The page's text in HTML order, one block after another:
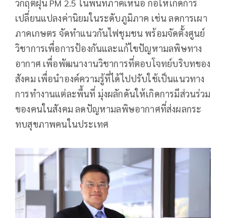
วิกฤตฝุ่น PM 2.5 ในพื้นที่ภาคเหนือ ก่อให้เกิดการ
เปลี่ยนแปลงค่านิยมในระดับภูมิภาค เช่น ลดการเผา
ภาคเกษตร จัดทำแนวกันไฟชุมชน พร้อมจัดตั้งศูนย์
วิชาการเพื่อการป้องกันและแก้ไขปัญหามลพิษทาง
อากาศ เพื่อพัฒนางานวิชาการที่ตอบโจทย์บริบทของ
สังคม เพื่อนำองค์ความรู้ที่ได้ไปปรับใช้เป็นแนวทาง
การทำงานแต่ละพื้นที่ มุ่งผลักดันให้เกิดการมีส่วนร่วม
ของคนในสังคม ลดปัญหามลพิษอากาศที่ส่งผลกระ
ทบสุขภาพคนในประเทศ